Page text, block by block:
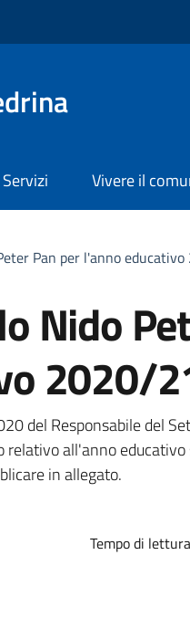
Servizi Vivere il
Pan per l'anno
Nido
2020/
del Responsabile del
all'anno
in allegato.
Tempo di